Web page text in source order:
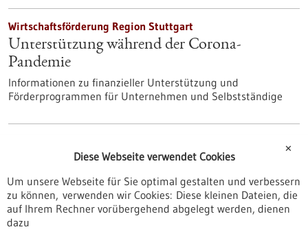
Wirtschaftsförderung Region Stuttgart
Unterstützung während der Corona-
Pandemie
Informationen zu finanzieller Unterstützung und
Förderprogrammen für Unternehmen und Selbstständige
Corona-Krise: Anlaufstellen und
Hilfestellungen für Unternehmen und
Selbständige in der TRK
Verfügbaren Hilfen, Voraussetzungen Ihrer Anliegen und
zuständigen Ansprechpartner für bereitgestellte Hilfs- und
✕
Diese Webseite verwendet Cookies
Um unsere Webseite für Sie optimal gestalten und verbessern
zu können, verwenden wir Cookies: Diese kleinen Dateien, die
auf Ihrem Rechner vorübergehend abgelegt werden, dienen
dazu